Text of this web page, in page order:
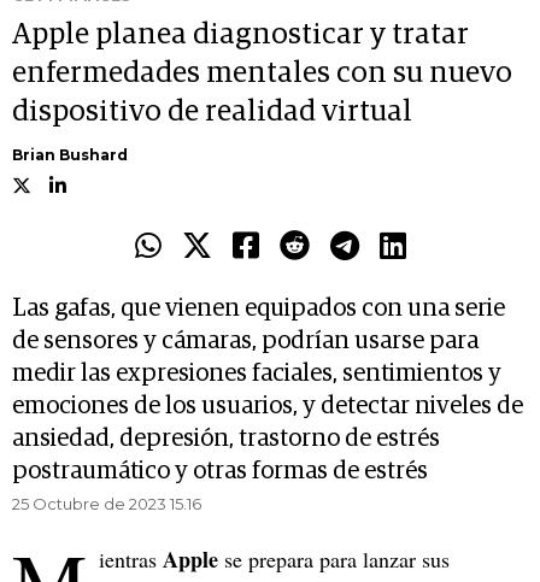
Apple planea diagnosticar y tratar
enfermedades mentales con su nuevo
dispositivo de realidad virtual
Brian Bushard
Las gafas, que vienen equipados con una serie
de sensores y cámaras, podrían usarse para
medir las expresiones faciales, sentimientos y
emociones de los usuarios, y detectar niveles de
ansiedad, depresión, trastorno de estrés
postraumático y otras formas de estrés
25 Octubre de 2023 15.16
ientras Apple se prepara para lanzar sus